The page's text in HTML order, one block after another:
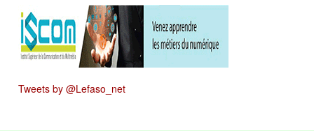
Tweets by @Lefaso_net